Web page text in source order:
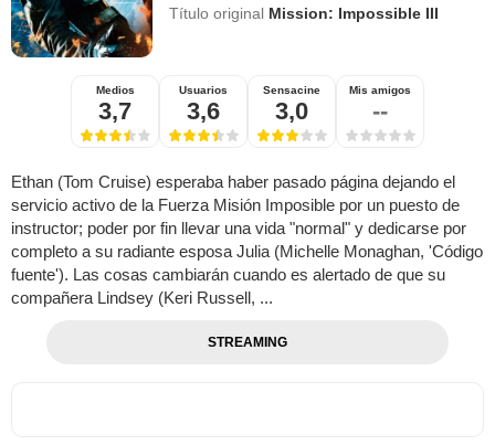
Título original Mission: Impossible III
Medios
3,7
Usuarios
3,6
Sensacine
3,0
Mis amigos
--
Ethan (Tom Cruise) esperaba haber pasado página dejando el
servicio activo de la Fuerza Misión Imposible por un puesto de
instructor; poder por fin llevar una vida "normal" y dedicarse por
completo a su radiante esposa Julia (Michelle Monaghan, 'Código
fuente'). Las cosas cambiarán cuando es alertado de que su
compañera Lindsey (Keri Russell, ...
STREAMING